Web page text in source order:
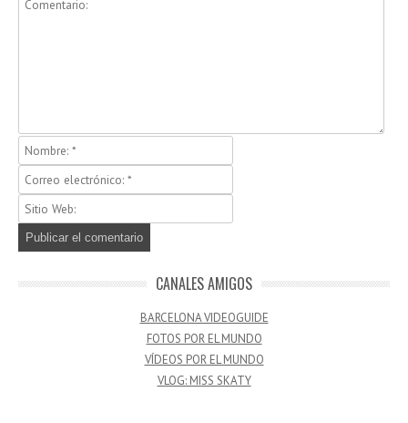
CANALES AMIGOS
BARCELONA VIDEOGUIDE
FOTOS POR EL MUNDO
VÍDEOS POR EL MUNDO
VLOG: MISS SKATY